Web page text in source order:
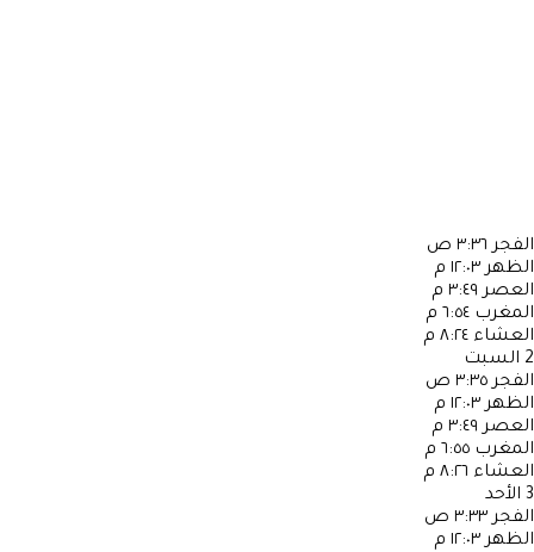
الفجر ٣:٣٦ ص
الظهر ١٢:٠٣ م
العصر ٣:٤٩ م
المغرب ٦:٥٤ م
العشاء ٨:٢٤ م
2 السبت
الفجر ٣:٣٥ ص
الظهر ١٢:٠٣ م
العصر ٣:٤٩ م
المغرب ٦:٥٥ م
العشاء ٨:٢٦ م
3 الأحد
الفجر ٣:٣٣ ص
الظهر ١٢:٠٣ م